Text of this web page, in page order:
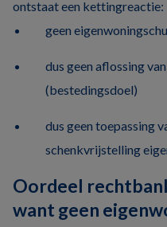
ontstaat een kettingreactie:
geen
dus geen aflossing
(bestedingsdoel)
dus geen toepassing
schenkvrijstelling
Oordeel
want geen